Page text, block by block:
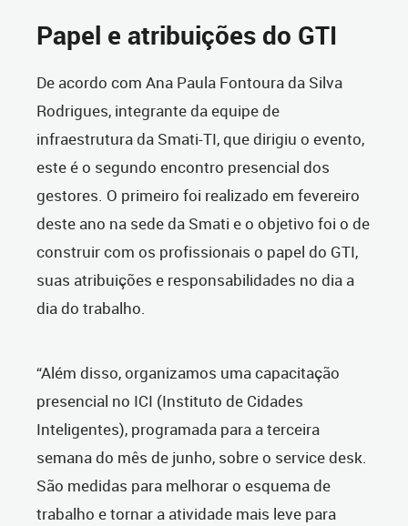
Papel e atribuições do GTI
De acordo com Ana Paula Fontoura da Silva
Rodrigues, integrante da equipe de
infraestrutura da Smati-TI, que dirigiu o evento,
este é o segundo encontro presencial dos
gestores. O primeiro foi realizado em fevereiro
deste ano na sede da Smati e o objetivo foi o de
construir com os profissionais o papel do GTI,
suas atribuições e responsabilidades no dia a
dia do trabalho.
“Além disso, organizamos uma capacitação
presencial no ICI (Instituto de Cidades
Inteligentes), programada para a terceira
semana do mês de junho, sobre o service desk.
São medidas para melhorar o esquema de
trabalho e tornar a atividade mais leve para